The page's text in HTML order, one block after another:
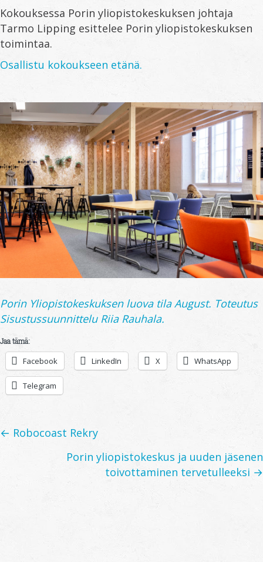
Kokouksessa Porin yliopistokeskuksen johtaja
Tarmo Lipping esittelee Porin yliopistokeskuksen
toimintaa.
Osallistu kokoukseen etänä.
Porin Yliopistokeskuksen luova tila August. Toteutus
Sisustussuunnittelu Riia Rauhala.
Jaa tämä:
Facebook LinkedIn X WhatsApp
Telegram
Posts
navigation
← Robocoast Rekry
Porin yliopistokeskus ja uuden jäsenen
toivottaminen tervetulleeksi →